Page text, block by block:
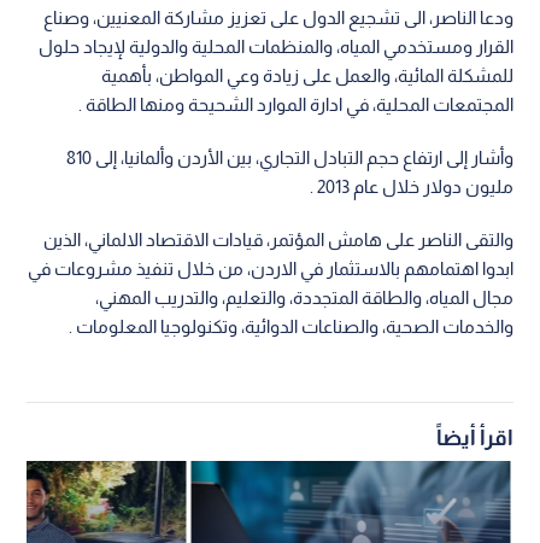
ودعا الناصر، الى تشجيع الدول على تعزيز مشاركة المعنيين، وصناع
القرار ومستخدمي المياه، والمنظمات المحلية والدولية لإيجاد حلول
للمشكلة المائية، والعمل على زيادة وعي المواطن، بأهمية
المجتمعات المحلية، في ادارة الموارد الشحيحة ومنها الطاقة .
وأشار إلى ارتفاع حجم التبادل التجاري، بين الأردن وألمانيا، إلى 810
مليون دولار خلال عام 2013 .
والتقى الناصر على هامش المؤتمر، قيادات الاقتصاد الالماني، الذين
ابدوا اهتمامهم بالاستثمار في الاردن، من خلال تنفيذ مشروعات في
مجال المياه، والطاقة المتجددة، والتعليم، والتدريب المهني،
والخدمات الصحية، والصناعات الدوائية، وتكنولوجيا المعلومات .
اقرأ أيضاً